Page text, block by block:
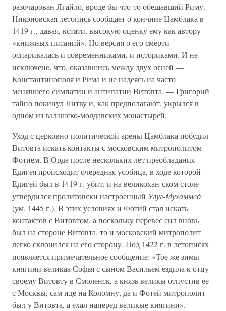
разочарован Ягайло, вроде бы что-то обещавший Риму.
Никоновская летопись сообщает о кончине Цамблака в
1419 г., давая, кстати, высокую оценку ему как автору
«книжных писаний». Но версия о его смерти
оспаривалась и современниками, и историками. И не
исключено, что, оказавшись между двух огней —
Константинополя и Рима и не надеясь на часто
менявшего симпатии и антипатии Витовта, — Григорий
тайно покинул Литву и, как предполагают, укрылся в
одном из валашско-молдавских монастырей.
Уход с церковно-политической арены Цамблака побудил
Витовта искать контакты с московским митрополитом
Фотием. В Орде после нескольких лет преобладания
Едигея происходит очередная усобица, в ходе которой
Едигей был в 1419 г. убит, и на великохан-ском столе
утвердился пролитовски настроенный Улуг-Мухаммед
(ум. 1445 г.). В этих условиях и Фотий стал искать
контактов с Витовтом, а поскольку перевес сил вновь
был на стороне Витовта, то и московский митрополит
легко склонился на его сторону. Под 1422 г. в летописях
появляется примечательное сообщение: «Тое же зимы
княгини великаа Софья с сыном Васильем ездила к отцу
своему Витовту в Смоленск, а князь великы отпустив ее
с Москвы, сам иде на Коломну, да и Фотей митрополит
был у Витовта, а ехал наперед великые княгини».